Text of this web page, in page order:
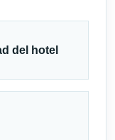
del hotel